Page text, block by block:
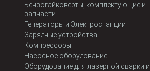
Бензогайковерты, комплектующие и
запчасти
Генераторы и Электростанции
Зарядные устройства
Компрессоры
Насосное оборудование
Оборудование для лазерной сварки и